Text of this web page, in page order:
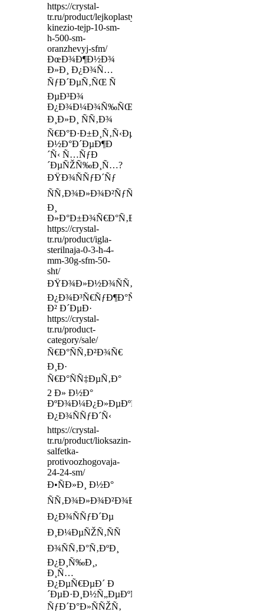
https://crystal-
tr.ru/product/lejkoplastyr-
kinezio-tejp-10-sm-
h-500-sm-
oranzhevyj-sfm/
ÐœÐ¾Ð¶Ð½Ð¾
Ð»Ð¸ Ð¿Ð¾Ñ…
ÑƒÐ´ÐµÑ‚ÑŒ Ñ
ÐµÐ³Ð¾
Ð¿Ð¾Ð¼Ð¾Ñ‰ÑŒÑŽ
Ð¸Ð»Ð¸ ÑÑ‚Ð¾
Ñ€Ð°Ð·Ð±Ð¸Ñ‚Ñ‹Ðµ
Ð½Ð°Ð´ÐµÐ¶Ð
´Ñ‹ Ñ…ÑƒÐ
´ÐµÑŽÑ‰Ð¸Ñ…?
ÐŸÐ¾ÑÑƒÐ´Ñƒ
ÑÑ‚Ð¾Ð»Ð¾Ð²ÑƒÑŽ
Ð¸
Ð»Ð°Ð±Ð¾Ñ€Ð°Ñ‚Ð¾Ñ€Ð½ÑƒÑŽ
https://crystal-
tr.ru/product/igla-
sterilnaja-0-3-h-4-
mm-30g-sfm-50-
sht/
ÐŸÐ¾Ð»Ð½Ð¾ÑÑ‚ÑŒÑŽ
Ð¿Ð¾Ð³Ñ€ÑƒÐ¶Ð°ÑŽÑ‚
Ð² Ð´ÐµÐ·
https://crystal-
tr.ru/product-
category/sale/
Ñ€Ð°ÑÑ‚Ð²Ð¾Ñ€
Ð¸Ð·
Ñ€Ð°ÑÑ‡ÐµÑ‚Ð°
2 Ð» Ð½Ð°
ÐºÐ¾Ð¼Ð¿Ð»ÐµÐºÑ‚
Ð¿Ð¾ÑÑƒÐ´Ñ‹
https://crystal-
tr.ru/product/lioksazin-
salfetka-
protivoozhogovaja-
24-24-sm/
Ð•ÑÐ»Ð¸ Ð½Ð°
ÑÑ‚Ð¾Ð»Ð¾Ð²Ð¾Ð¹
Ð¿Ð¾ÑÑƒÐ´Ðµ
Ð¸Ð¼ÐµÑŽÑ‚ÑÑ
Ð¾ÑÑ‚Ð°Ñ‚ÐºÐ¸
Ð¿Ð¸Ñ‰Ð¸,
Ð¸Ñ…
Ð¿ÐµÑ€ÐµÐ´ Ð
´ÐµÐ·Ð¸Ð½Ñ„ÐµÐºÑ†Ð¸ÐµÐ¹
ÑƒÐ´Ð°Ð»ÑÑŽÑ‚